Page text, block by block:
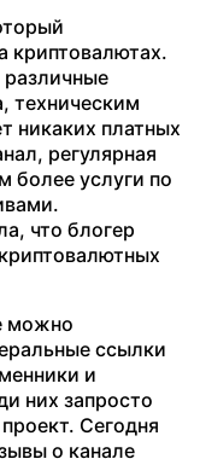
криптовалютах.
различные
техническим
никаких платных
регулярная
более услуги по
что блогер
можно
ссылки
и
них запросто
Сегодня
о канале